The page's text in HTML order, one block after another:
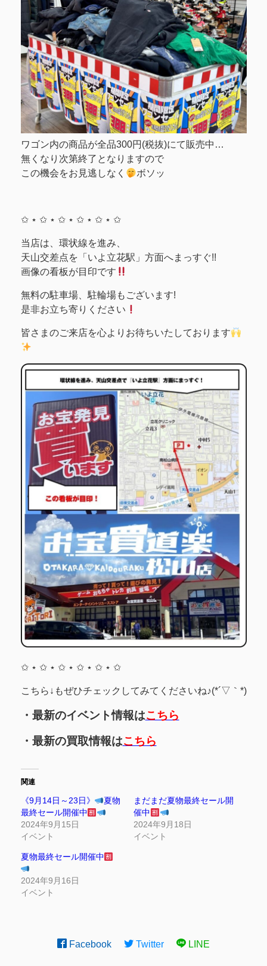
ワゴン内の商品が全品300円(税抜)にて販売中…
無くなり次第終了となりますので
この機会をお見逃しなく
ボソッ
✩ ⋆ ✩ ⋆ ✩ ⋆ ✩ ⋆ ✩ ⋆ ✩
当店は、環状線を進み、
天山交差点を「いよ立花駅」方面へまっすぐ!!
画像の看板が目印です
無料の駐車場、駐輪場もございます!
是非お立ち寄りください
皆さまのご来店を心よりお待ちいたしております
✩ ⋆ ✩ ⋆ ✩ ⋆ ✩ ⋆ ✩ ⋆ ✩
こちら↓もぜひチェックしてみてくださいね♪(*´▽｀*)
・最新のイベント情報はこちら
・最新の買取情報はこちら
関連
《9月14日～23日》
夏物
最終セール開催中
2024年9月15日
イベント
まだまだ夏物最終セール開
催中
2024年9月18日
イベント
夏物最終セール開催中
2024年9月16日
イベント
Facebook Twitter LINE